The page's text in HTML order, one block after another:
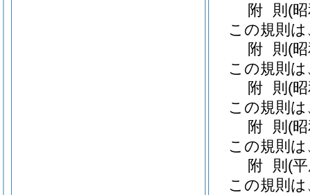
附 則 (
この規則
附 則 (
この規則
附 則 (
この規則
附 則 (
この規則
附 則 (
この規則